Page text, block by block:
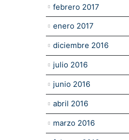
febrero 2017
enero 2017
diciembre 2016
julio 2016
junio 2016
abril 2016
marzo 2016